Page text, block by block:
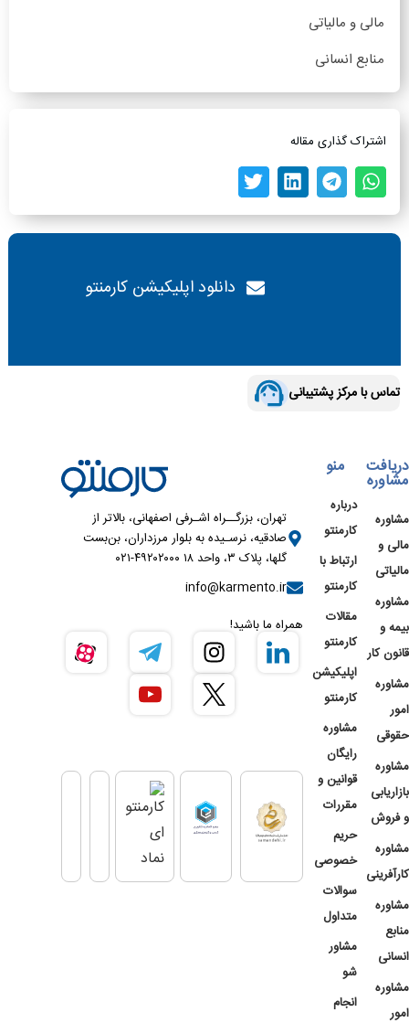
مالی و مالیاتی
منابع انسانی
اشتراک گذاری مقاله
دانلود اپلیکیشن کارمنتو
تماس با مرکز پشتیبانی
دریافت
مشاوره
مشاوره
مالی و
مالیاتی
مشاوره
بیمه و
قانون کار
مشاوره
امور
حقوقی
مشاوره
بازاریابی
و فروش
مشاوره
کارآفرینی
مشاوره
منابع
انسانی
مشاوره
امور
منو
درباره
کارمنتو
ارتباط با
کارمنتو
مقالات
کارمنتو
اپلیکیشن
کارمنتو
مشاوره
رایگان
قوانین و
مقررات
حریم
خصوصی
سوالات
متداول
مشاور
شو
انجام
تهران، بزرگــراه اشـرفی اصفهانی، بالاتر از
صادقیه، نرسـیده به بلوار مرزداران، بن‌بست
گلها، پلاک ۳، واحد ۱۸ ۴۹۲۰۲۰۰۰-۰۲۱
info@karmento.ir
همراه ما باشید!